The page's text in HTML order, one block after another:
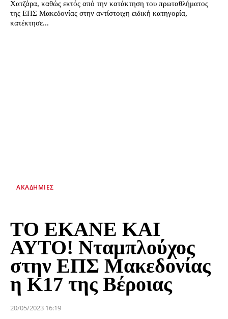
Χατζάρα, καθώς εκτός από την κατάκτηση του πρωταθλήματος
της ΕΠΣ Μακεδονίας στην αντίστοιχη ειδική κατηγορία,
κατέκτησε...
ΑΚΑΔΗΜΊΕΣ
TO EKANE KAI
AYTO! Νταμπλούχος
στην ΕΠΣ Μακεδονίας
η Κ17 της Βέροιας
20/05/2023 16:19